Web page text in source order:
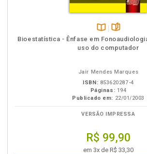
Disponível
na
páginas
Bioestatística - Ênfase em
uso do computador
Jair Mendes Marques
ISBN: 853620287-4
Páginas: 194
Publicado em: 22/01/2003
VERSÃO IMPRESSA
R$ 99,90
em 3x de R$ 33,30